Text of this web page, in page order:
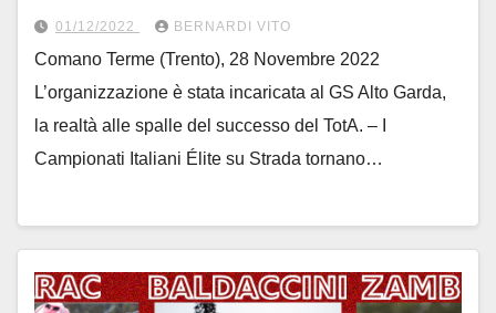
01/12/2022 BERNARDI VITO
Comano Terme (Trento), 28 Novembre 2022
L’organizzazione è stata incaricata al GS Alto Garda,
la realtà alle spalle del successo del TotA. – I
Campionati Italiani Élite su Strada tornano…